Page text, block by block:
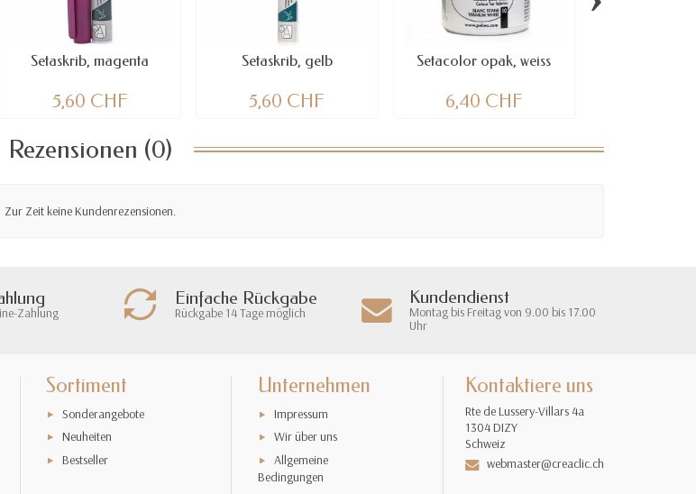
Setaskrib, magenta
5,60 CHF
Setaskrib, gelb
5,60 CHF
Setacolor opak, weiss
6,40 CHF
Rezensionen (0)
Zur Zeit keine Kundenrezensionen.
Zahlung
Einfache Rückgabe
Rückgabe 14 Tage möglich
Kundendienst
Montag bis Freitag von 9.00 bis 17.00
Uhr
Sortiment
Sonderangebote
Neuheiten
Bestseller
Unternehmen
Impressum
Wir über uns
Allgemeine
Bedingungen
Kontaktiere uns
Rte de Lussery-Villars 4a
1304 DIZY
Schweiz
webmaster@creaclic.ch